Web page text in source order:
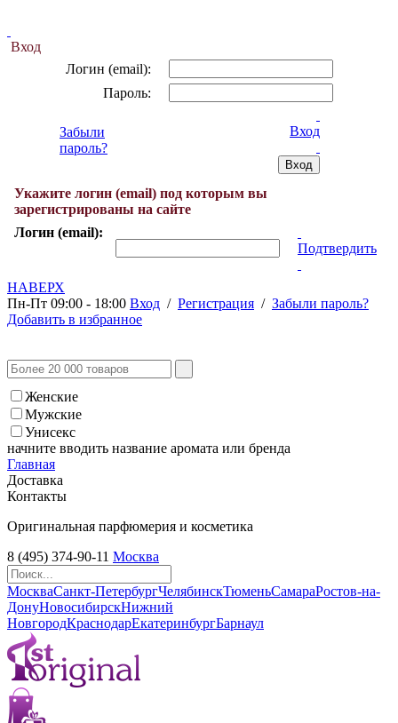
Вход
Логин (email):
Пароль:
Забыли
пароль?
Вход
Укажите логин (email) под которым вы
зарегистрированы на сайте
Логин (email):
Подтвердить
НАВЕРХ
Пн-Пт 09:00 - 18:00 Вход / Регистрация / Забыли пароль?
Добавить в избранное
Женские
Мужские
Унисекс
начните вводить название аромата или бренда
Главная
Доставка
Контакты
Оригинальная парфюмерия и косметика
8 (495) 374-90-11 Москва
МоскваСанкт-ПетербургЧелябинскТюменьСамараРостов-на-
ДонуНовосибирскНижний
НовгородКраснодарЕкатеринбургБарнаул